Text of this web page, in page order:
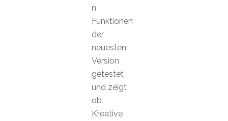
n
Funktionen
der
neuesten
Version
getestet
und zeigt
ob
Kreative